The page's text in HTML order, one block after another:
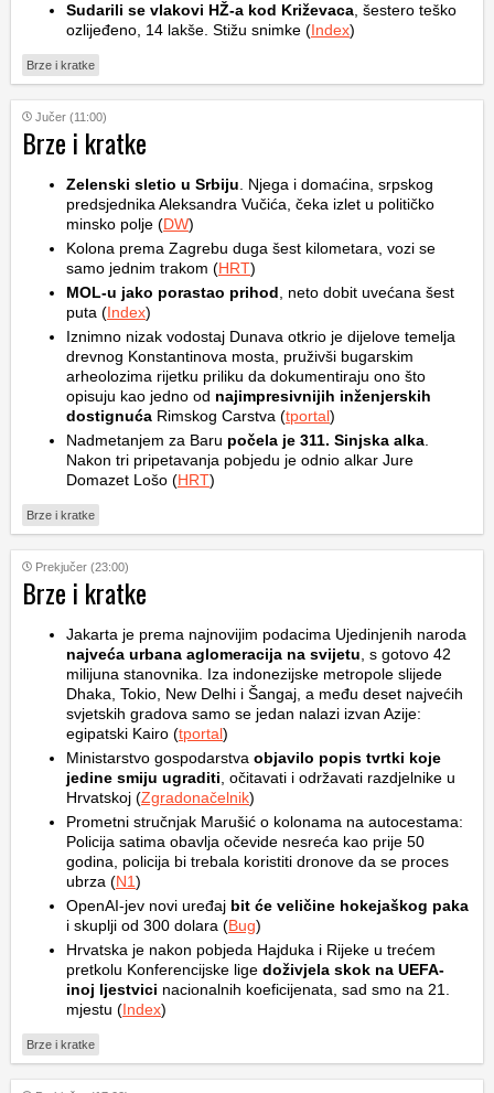
Sudarili se vlakovi HŽ-a kod Križevaca , šestero teško
ozlijeđeno, 14 lakše. Stižu snimke (Index)
Brze i kratke
Jučer (11:00)
Brze i kratke
Zelenski sletio u Srbiju . Njega i domaćina, srpskog
predsjednika Aleksandra Vučića, čeka izlet u političko
minsko polje (DW)
Kolona prema Zagrebu duga šest kilometara, vozi se
samo jednim trakom (HRT)
MOL-u jako porastao prihod , neto dobit uvećana šest
puta (Index)
Iznimno nizak vodostaj Dunava otkrio je dijelove temelja
drevnog Konstantinova mosta, pruživši bugarskim
arheolozima rijetku priliku da dokumentiraju ono što
opisuju kao jedno od najimpresivnijih inženjerskih
dostignuća Rimskog Carstva (tportal)
Nadmetanjem za Baru počela je 311. Sinjska alka
Nakon tri pripetavanja pobjedu je odnio alkar Jure
Domazet Lošo (HRT)
Brze i kratke
Prekjučer (23:00)
Brze i kratke
Jakarta je prema najnovijim podacima Ujedinjenih naroda
najveća urbana aglomeracija na svijetu , s gotovo 42
milijuna stanovnika. Iza indonezijske metropole slijede
Dhaka, Tokio, New Delhi i Šangaj, a među deset najvećih
svjetskih gradova samo se jedan nalazi izvan Azije:
egipatski Kairo (tportal)
Ministarstvo gospodarstva objavilo popis tvrtki koje
jedine smiju ugraditi , očitavati i održavati razdjelnike u
Hrvatskoj (Zgradonačelnik)
Prometni stručnjak Marušić o kolonama na autocestama:
Policija satima obavlja očevide nesreća kao prije 50
godina, policija bi trebala koristiti dronove da se proces
ubrza (N1)
OpenAI-jev novi uređaj bit će veličine hokejaškog paka
i skuplji od 300 dolara (Bug)
Hrvatska je nakon pobjeda Hajduka i Rijeke u trećem
pretkolu Konferencijske lige doživjela skok na UEFA-
inoj ljestvici nacionalnih koeficijenata, sad smo na 21.
mjestu (Index)
Brze i kratke